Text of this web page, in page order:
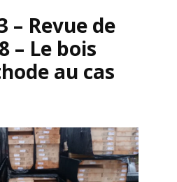
– Revue de
– Le bois
au cas